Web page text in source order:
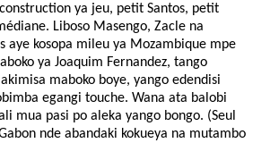
ya jeu, petit Santos, petit
Liboso Masengo, Zacle na
aye kosopa mileu ya Mozambique mpe
ya Joaquim Fernandez, tango
maboko boye, yango edendisi
egangi touche. Wana ata balobi
mua pasi po aleka yango bongo. (Seul
nde abandaki kokueya na mutambo